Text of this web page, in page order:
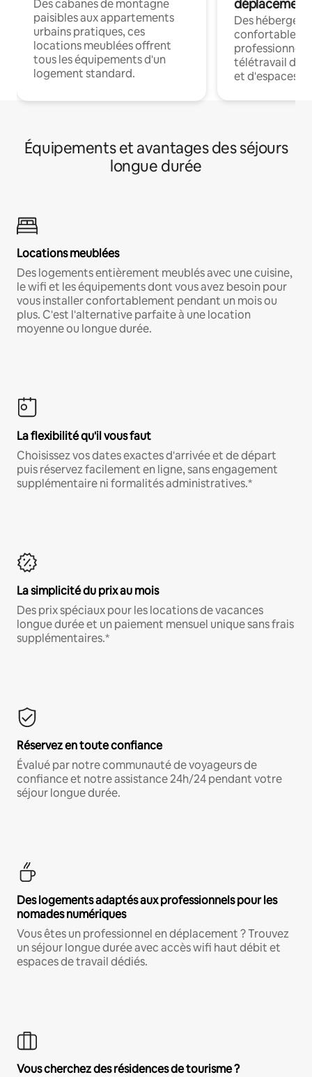
Des cabanes de montagne
paisibles aux appartements
urbains pratiques, ces
locations meublées offrent
tous les équipements d'un
logement standard.
déplacement
Des
confortables
professionnels
télétravail
et d'espaces
Équipements et avantages des séjours
longue durée
Locations meublées
Des logements entièrement meublés avec une cuisine,
le wifi et les équipements dont vous avez besoin pour
vous installer confortablement pendant un mois ou
plus. C'est l'alternative parfaite à une location
moyenne ou longue durée.
La flexibilité qu'il vous faut
Choisissez vos dates exactes d'arrivée et de départ
puis réservez facilement en ligne, sans engagement
supplémentaire ni formalités administratives.*
La simplicité du prix au mois
Des prix spéciaux pour les locations de vacances
longue durée et un paiement mensuel unique sans frais
supplémentaires.*
Réservez en toute confiance
Évalué par notre communauté de voyageurs de
confiance et notre assistance 24h/24 pendant votre
séjour longue durée.
Des logements adaptés aux professionnels pour les
nomades numériques
Vous êtes un professionnel en déplacement ? Trouvez
un séjour longue durée avec accès wifi haut débit et
espaces de travail dédiés.
Vous cherchez des résidences de tourisme ?